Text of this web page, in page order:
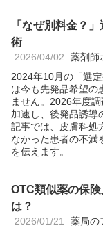
「なぜ別料金？
術
2026/04/02 薬剤師
2024年10月の「選
は今も先発品希望の
ません。2026年度
加速し、後発品誘導
記事では、皮膚科処
なかった患者の不満
を伝えます。
OTC類似薬の保
は？
2026/01/21 薬局の